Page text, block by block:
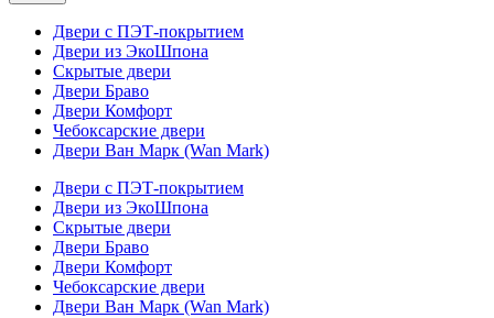
Двери с ПЭТ-покрытием
Двери из ЭкоШпона
Скрытые двери
Двери Браво
Двери Комфорт
Чебоксарские двери
Двери Ван Марк (Wan Mark)
Двери с ПЭТ-покрытием
Двери из ЭкоШпона
Скрытые двери
Двери Браво
Двери Комфорт
Чебоксарские двери
Двери Ван Марк (Wan Mark)